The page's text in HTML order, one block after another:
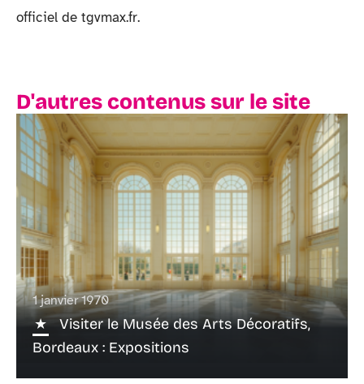
officiel de tgvmax.fr.
D'autres contenus sur le site
1 janvier 1970
Visiter le Musée des Arts Décoratifs,
Bordeaux : Expositions